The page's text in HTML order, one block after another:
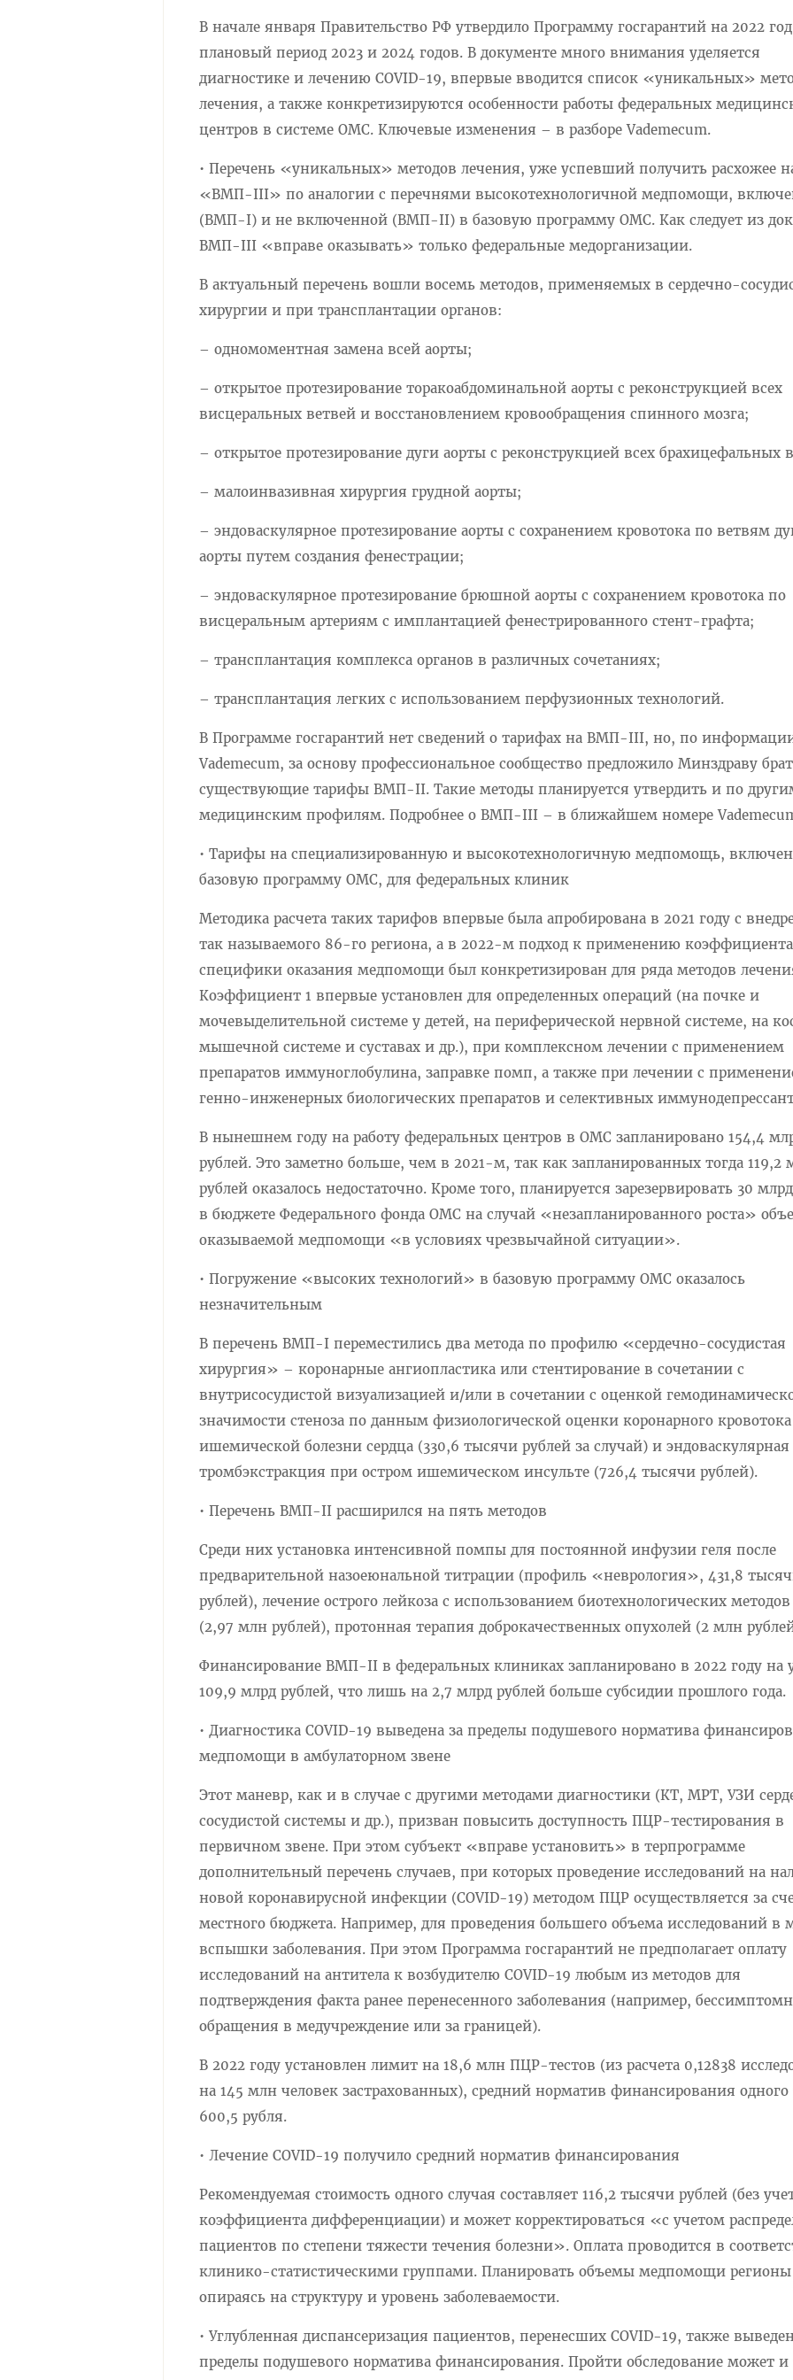
В начале января Правительство РФ утвердило Программу госгарантий на 2022
плановый период 2023 и 2024 годов. В документе много внимания уделяется
диагностике и лечению COVID-19, впервые вводится список «уникальных»
лечения, а также конкретизируются особенности работы федеральных
центров в системе ОМС. Ключевые изменения – в разборе Vademecum.
• Перечень «уникальных» методов лечения, уже успевший получить расхожее
«ВМП-III» по аналогии с перечнями высокотехнологичной медпомощи,
(ВМП-I) и не включенной (ВМП-II) в базовую программу ОМС. Как следует из
ВМП-III «вправе оказывать» только федеральные медорганизации.
В актуальный перечень вошли восемь методов, применяемых в сердечно-
хирургии и при трансплантации органов:
– одномоментная замена всей аорты;
– открытое протезирование торакоабдоминальной аорты с реконструкцией всех
висцеральных ветвей и восстановлением кровообращения спинного мозга;
– открытое протезирование дуги аорты с реконструкцией всех брахицефальных
– малоинвазивная хирургия грудной аорты;
– эндоваскулярное протезирование аорты с сохранением кровотока по ветвям
аорты путем создания фенестрации;
– эндоваскулярное протезирование брюшной аорты с сохранением кровотока по
висцеральным артериям с имплантацией фенестрированного стент-графта;
– трансплантация комплекса органов в различных сочетаниях;
– трансплантация легких с использованием перфузионных технологий.
В Программе госгарантий нет сведений о тарифах на ВМП-III, но, по
Vademecum, за основу профессиональное сообщество предложило Минздраву
существующие тарифы ВМП-II. Такие методы планируется утвердить и по
медицинским профилям. Подробнее о ВМП-III – в ближайшем номере
• Тарифы на специализированную и высокотехнологичную медпомощь,
базовую программу ОМС, для федеральных клиник
Методика расчета таких тарифов впервые была апробирована в 2021 году с
так называемого 86-го региона, а в 2022-м подход к применению коэффициента
специфики оказания медпомощи был конкретизирован для ряда методов
Коэффициент 1 впервые установлен для определенных операций (на почке и
мочевыделительной системе у детей, на периферической нервной системе, на
мышечной системе и суставах и др.), при комплексном лечении с применением
препаратов иммуноглобулина, заправке помп, а также при лечении с
генно-инженерных биологических препаратов и селективных
В нынешнем году на работу федеральных центров в ОМС запланировано 154,4
рублей. Это заметно больше, чем в 2021-м, так как запланированных тогда 119,2
рублей оказалось недостаточно. Кроме того, планируется зарезервировать 30
в бюджете Федерального фонда ОМС на случай «незапланированного роста»
оказываемой медпомощи «в условиях чрезвычайной ситуации».
• Погружение «высоких технологий» в базовую программу ОМС оказалось
незначительным
В перечень ВМП-I переместились два метода по профилю «сердечно-сосудистая
хирургия» – коронарные ангиопластика или стентирование в сочетании с
внутрисосудистой визуализацией и/или в сочетании с оценкой
значимости стеноза по данным физиологической оценки коронарного
ишемической болезни сердца (330,6 тысячи рублей за случай) и эндоваскулярная
тромбэкстракция при остром ишемическом инсульте (726,4 тысячи рублей).
• Перечень ВМП-II расширился на пять методов
Среди них установка интенсивной помпы для постоянной инфузии геля после
предварительной назоеюнальной титрации (профиль «неврология», 431,8
рублей), лечение острого лейкоза с использованием биотехнологических
(2,97 млн рублей), протонная терапия доброкачественных опухолей (2 млн
Финансирование ВМП-II в федеральных клиниках запланировано в 2022 году на
109,9 млрд рублей, что лишь на 2,7 млрд рублей больше субсидии прошлого года.
• Диагностика COVID-19 выведена за пределы подушевого норматива
медпомощи в амбулаторном звене
Этот маневр, как и в случае с другими методами диагностики (КТ, МРТ, УЗИ
сосудистой системы и др.), призван повысить доступность ПЦР-тестирования в
первичном звене. При этом субъект «вправе установить» в терпрограмме
дополнительный перечень случаев, при которых проведение исследований на
новой коронавирусной инфекции (COVID-19) методом ПЦР осуществляется за
местного бюджета. Например, для проведения большего объема исследований в
вспышки заболевания. При этом Программа госгарантий не предполагает оплату
исследований на антитела к возбудителю COVID-19 любым из методов для
подтверждения факта ранее перенесенного заболевания (например,
обращения в медучреждение или за границей).
В 2022 году установлен лимит на 18,6 млн ПЦР-тестов (из расчета 0,12838
на 145 млн человек застрахованных), средний норматив финансирования одного
600,5 рубля.
• Лечение COVID-19 получило средний норматив финансирования
Рекомендуемая стоимость одного случая составляет 116,2 тысячи рублей (без
коэффициента дифференциации) и может корректироваться «с учетом
пациентов по степени тяжести течения болезни». Оплата проводится в
клинико-статистическими группами. Планировать объемы медпомощи регионы
опираясь на структуру и уровень заболеваемости.
• Углубленная диспансеризация пациентов, перенесших COVID-19, также
пределы подушевого норматива финансирования. Пройти обследование может и